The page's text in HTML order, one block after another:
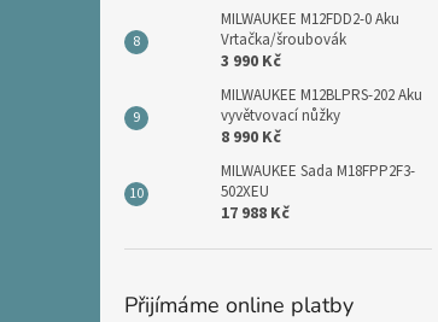
MILWAUKEE M12FDD2-0 Aku
Vrtačka/šroubovák
3 990 Kč
MILWAUKEE M12BLPRS-202 Aku
vyvětvovací nůžky
8 990 Kč
MILWAUKEE Sada M18FPP2F3-
502XEU
17 988 Kč
Přijímáme online platby